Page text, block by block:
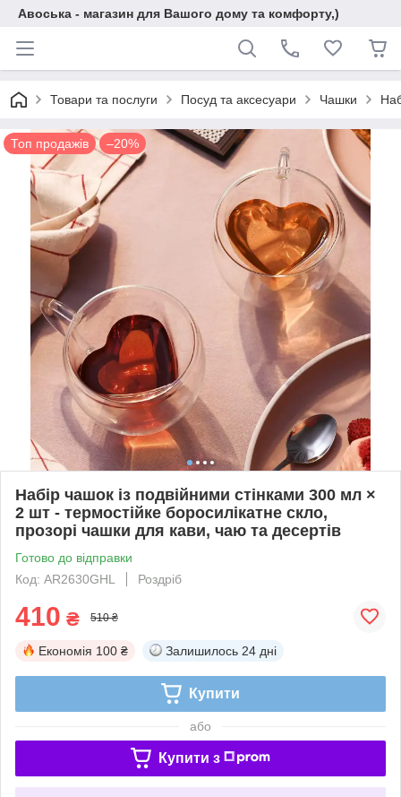
Авоська - магазин для Вашого дому та комфорту,)
Товари та послуги Посуд та аксесуари Чашки
Топ продажів –20%
Набір чашок із подвійними стінками 300 мл ×
2 шт - термостійке боросилікатне скло,
прозорі чашки для кави, чаю та десертів
Готово до відправки
Код: AR2630GHL
Роздріб
410 ₴ 510 ₴
Економія 100 ₴ Залишилось 24 дні
Купити
або
Купити з